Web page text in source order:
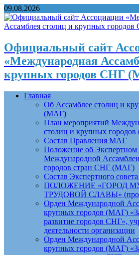
09.08.2026
Официальный сайт
«Международная
крупных городов СНГ
Главная
Об Ассамблее столиц и
(МАГ)
План мероприятий
столиц и крупных
Состав Правления МАГ
Положение об Экспертном
Международной
городов стран СНГ (МАГ)
Состав Экспертного
ПОЛОЖЕНИЕ «ГОРОД
ТРУДОВОЙ СЛАВЫ»
Орден Международной
крупных городов (МАГ)
развитие городов СНГ»,
деятельности организации
Орден Международной
крупных городов (МАГ)